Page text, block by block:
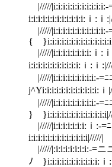
|/////
i:i:i:i:i:i:i:i:i:i:i:i:ｉ:ｉ
|/////
{
|/////|i:i:i:i:i:i:i:i:ｉ
i:i:i:i:i:i:i:i:i:i:i:ｉ:ｉ
|/////|i:i:i:i:i:i:i:i:i:-
j^Yi:i:i:i:i:i:i:i:i:i:i:i:ｉ
|/////|i:i:i:i:i:i:i:i:i:-=ﾆ
}
|/////|i:i:i:i:i:i:i:ｉ:-=
i:i:i:i:i:i:i:i:i:i:i:i:i|/////|
|/////|:i:i:i:i:i:i:i:-=ニ
ﾉ }i:i:i:i:i:i:i:i:i:i:i:ｉ